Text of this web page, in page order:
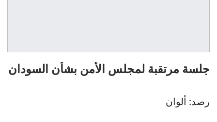
جلسة مرتقبة لمجلس الأمن بشأن السودان
رصد: ألوان